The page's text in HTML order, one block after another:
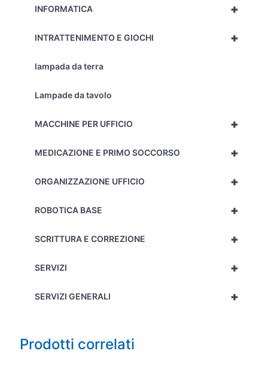
+
INFORMATICA
+
INTRATTENIMENTO E GIOCHI
lampada da terra
Lampade da tavolo
+
MACCHINE PER UFFICIO
+
MEDICAZIONE E PRIMO SOCCORSO
+
ORGANIZZAZIONE UFFICIO
+
ROBOTICA BASE
+
SCRITTURA E CORREZIONE
+
SERVIZI
+
SERVIZI GENERALI
Prodotti correlati